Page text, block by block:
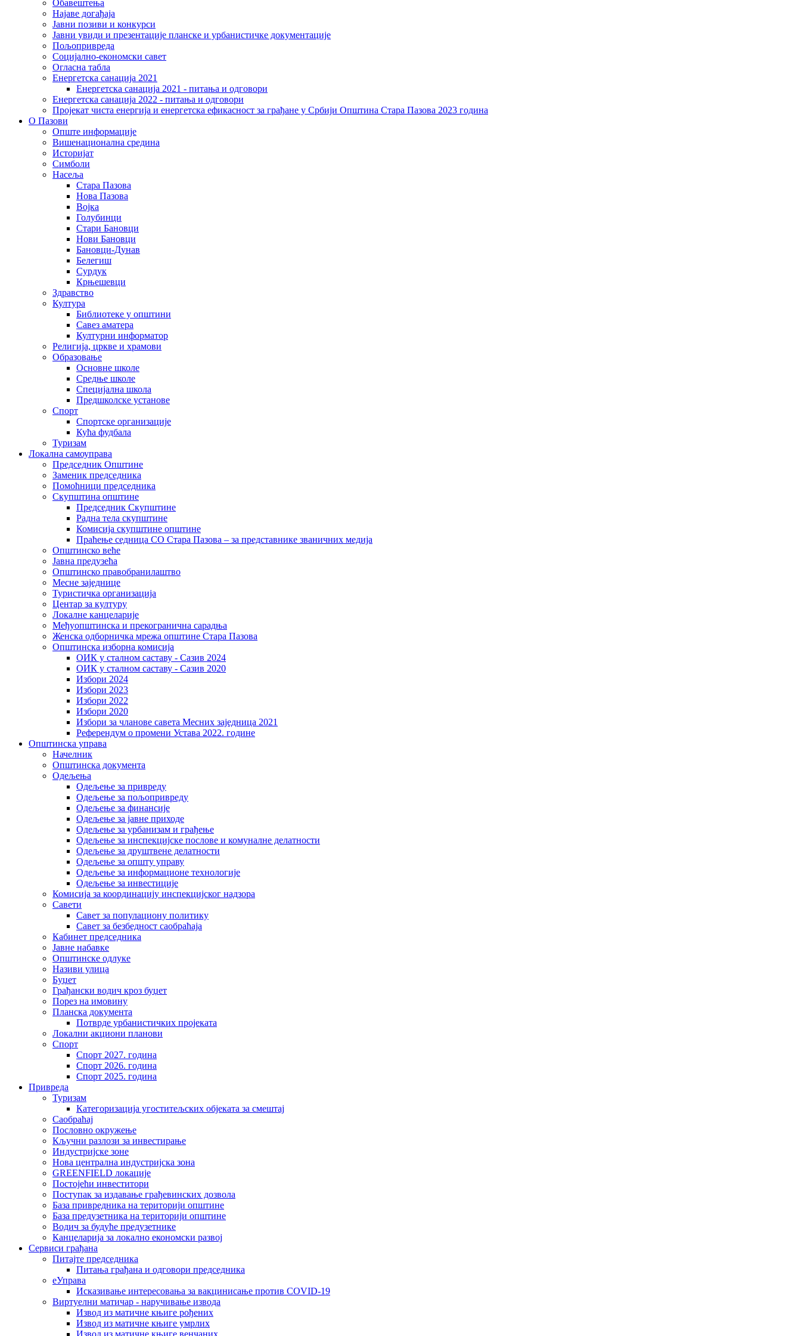
Обавештења
Најаве догађаја
Јавни позиви и конкурси
Јавни увиди и презентације планске и урбанистичке документације
Пољопривреда
Социјално-економски сaвет
Огласна табла
Енергетска санација 2021
Енергетска санација 2021 - питања и одговори
Енергетска санација 2022 - питања и одговори
Пројекат чиста енергија и енергетска ефикасност за грађане у Србији Општина Стара Пазова 2023 година
О Пазови
Опште информације
Вишенационална средина
Историјат
Симболи
Насеља
Стара Пазова
Нова Пазова
Војка
Голубинци
Стари Бановци
Нови Бановци
Бановци-Дунав
Белегиш
Сурдук
Крњешевци
Здравство
Култура
Библиотеке у општини
Савез аматера
Културни информатор
Религија, цркве и храмови
Образовање
Основне школе
Средње школе
Специјална школа
Предшколске установе
Спорт
Спортске организације
Кућа фудбала
Туризам
Локална самоуправа
Председник Општине
Заменик председника
Помоћници председника
Скупштина општине
Председник Скупштине
Радна тела скупштине
Комисија скупштине општине
Праћење седница СО Стара Пазова – за представнике званичних медија
Општинско веће
Јавна предузећа
Општинско правобранилаштво
Месне заједнице
Туристичка организација
Центaр за културу
Локалне канцеларије
Међуопштинска и прекогранична сарадња
Женска одборничка мрежа општине Стара Пазова
Општинска изборна комисија
ОИК у сталном саставу - Сазив 2024
ОИК у сталном саставу - Сазив 2020
Избори 2024
Избори 2023
Избори 2022
Избори 2020
Избори за чланове савета Месних заједница 2021
Референдум о промени Устава 2022. године
Општинска управа
Начелник
Општинска документа
Одељења
Одељење за привреду
Одељење за пољопривреду
Одељење за финансије
Одељење за јавне приходе
Одељење за урбанизам и грађење
Одељење за инспекцијске послове и комуналне делатности
Одељење за друштвене делатности
Одељење за општу управу
Одељење за информационе технологије
Одељење за инвестиције
Комисија за координацију инспекцијског надзора
Савети
Савет за популациону политику
Савет за безбедност саобраћаја
Кабинет председника
Јавне набавке
Општинске одлуке
Називи улица
Буџет
Грађански водич кроз буџет
Порез на имовину
Планска документа
Потврде урбанистичких пројеката
Локални акциони планови
Спорт
Спорт 2027. година
Спорт 2026. година
Спорт 2025. година
Привреда
Туризам
Категоризација угоститељских објеката за смештај
Саобраћај
Пословно окружење
Кључни разлози за инвестирање
Индустријске зоне
Нова централна индустријска зона
GREENFIELD локације
Постојећи инвеститори
Поступак за издавање грађевинских дозвола
База привредника на територији општине
База предузетника на територији општине
Водич за будуће предузетнике
Канцеларија за локално економски развој
Сервиси грађана
Питајте председника
Питања грађана и одговори председника
еУправа
Исказивање интересовања за вакцинисање против COVID-19
Виртуелни матичар - наручивање извода
Извод из матичне књиге рођених
Извод из матичне књиге умрлих
Извод из матичне књиге венчаних